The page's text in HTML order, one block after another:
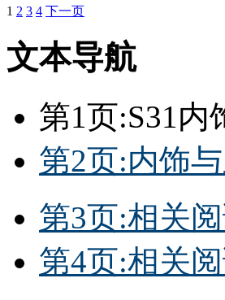
1 2 3 4 下一页
文本导航
第1页:S31
第2页:内饰
第3页:相关
第4页:相关